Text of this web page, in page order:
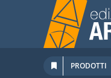
contenuto
PRODOTTI